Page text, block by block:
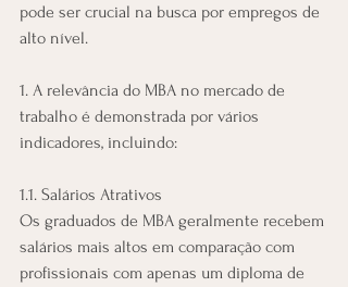
pode ser crucial na busca por empregos de
alto nível.
1. A relevância do MBA no mercado de
trabalho é demonstrada por vários
indicadores, incluindo:
1.1. Salários Atrativos
Os graduados de MBA geralmente recebem
salários mais altos em comparação com
profissionais com apenas um diploma de